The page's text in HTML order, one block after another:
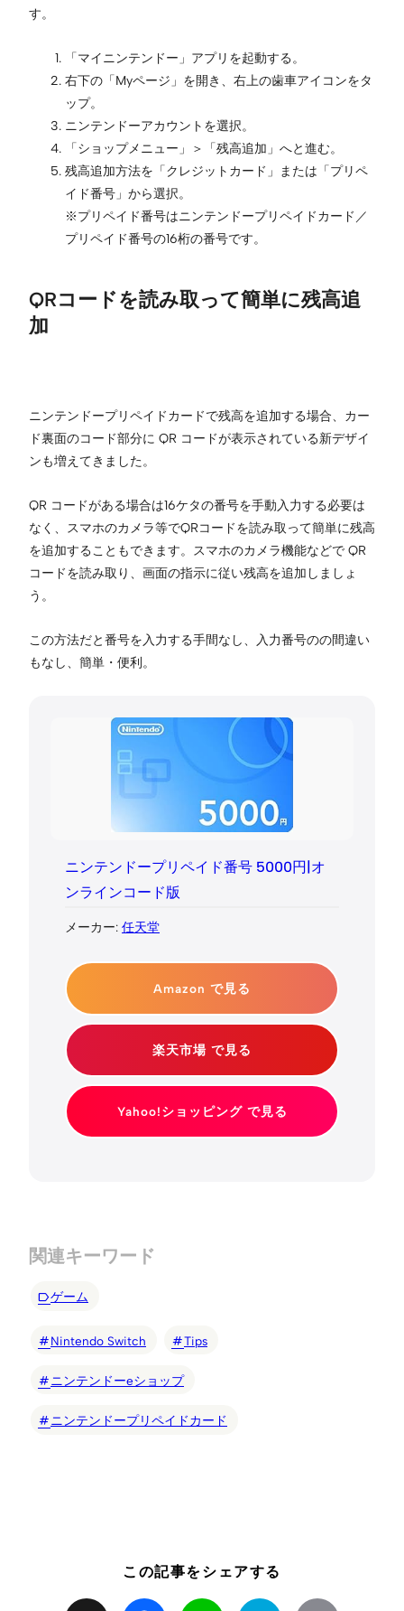
す。
「マイニンテンドー」アプリを起動する。
右下の「Myページ」を開き、右上の歯車アイコンをタ
ップ。
ニンテンドーアカウントを選択。
「ショップメニュー」＞「残高追加」へと進む。
残高追加方法を「クレジットカード」または「プリペ
イド番号」から選択。
※プリペイド番号はニンテンドープリペイドカード／
プリペイド番号の16桁の番号です。
QRコードを読み取って簡単に残高追
加
ニンテンドープリペイドカードで残高を追加する場合、カー
ド裏面のコード部分に QR コードが表示されている新デザイ
ンも増えてきました。
QR コードがある場合は16ケタの番号を手動入力する必要は
なく、スマホのカメラ等でQRコードを読み取って簡単に残高
を追加することもできます。スマホのカメラ機能などで QR
コードを読み取り、画面の指示に従い残高を追加しましょ
う。
この方法だと番号を入力する手間なし、入力番号のの間違い
もなし、簡単・便利。
ニンテンドープリペイド番号 5000円|オ
ンラインコード版
メーカー: 任天堂
Amazon で見る
楽天市場 で見る
Yahoo!ショッピング で見る
関連キーワード
ゲーム
Nintendo Switch Tips
ニンテンドーeショップ
ニンテンドープリペイドカード
この記事をシェアする